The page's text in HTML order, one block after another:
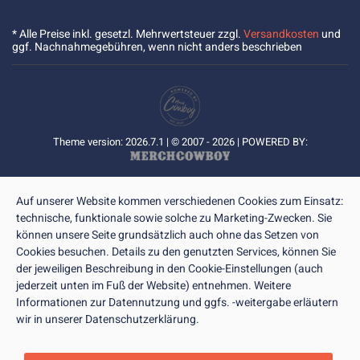
* Alle Preise inkl. gesetzl. Mehrwertsteuer zzgl.Versandkosten und
ggf. Nachnahmegebühren, wenn nicht anders beschrieben
Theme version: 2026.7.1 | © 2007 - 2026 | POWERED BY:
Auf unserer Website kommen verschiedenen Cookies zum Einsatz:
technische, funktionale sowie solche zu Marketing-Zwecken. Sie
können unsere Seite grundsätzlich auch ohne das Setzen von
Cookies besuchen. Details zu den genutzten Services, können Sie
der jeweiligen Beschreibung in den Cookie-Einstellungen (auch
jederzeit unten im Fuß der Website) entnehmen. Weitere
Informationen zur Datennutzung und ggfs. -weitergabe erläutern
wir in unserer Datenschutzerklärung.